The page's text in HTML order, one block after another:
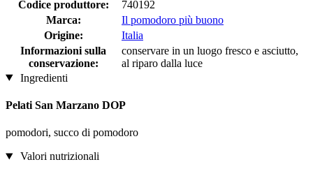
Codice produttore:
740192
Marca:
Il pomodoro più buono
Origine:
Italia
Informazioni sulla
conservazione:
conservare in un luogo fresco e asciutto,
al riparo dalla luce
Ingredienti
Pelati San Marzano DOP
pomodori, succo di pomodoro
Valori nutrizionali